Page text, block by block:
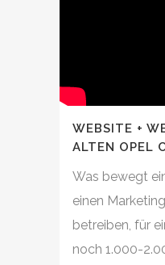
WEBSITE +
ALTEN OPEL
Was bewegt
einen
betreiben, für
noch 1.000-